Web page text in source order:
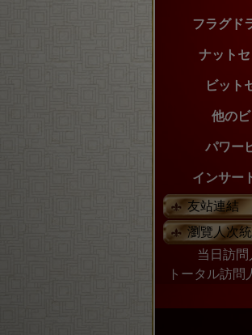
フラグド
ナット
ビット
他のビ
パワー
インサー
友站連結
瀏覽人次
当日訪問
トータル訪問